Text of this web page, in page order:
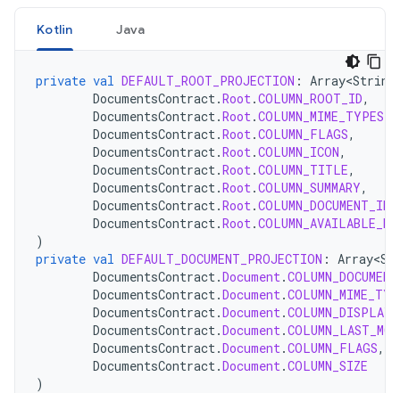
Kotlin Java
private val DEFAULT_ROOT_PROJECTION :
DocumentsContract.Root.COLUMN_ROOT_ID,
DocumentsContract.Root.COLUMN_MIME_TYPES
DocumentsContract.Root.COLUMN_FLAGS,
DocumentsContract.Root.COLUMN_ICON,
DocumentsContract.Root.COLUMN_TITLE,
DocumentsContract.Root.COLUMN_SUMMARY,
DocumentsContract.Root.COLUMN_DOCUMENT_ID
DocumentsContract.Root.
)
private val DEFAULT_DOCUMENT_PROJECTION :
DocumentsContract.Document.
DocumentsContract.Document.
DocumentsContract.Document.
DocumentsContract.Document.
DocumentsContract.Document.COLUMN_FLAGS,
DocumentsContract.Document.COLUMN_SIZE
)